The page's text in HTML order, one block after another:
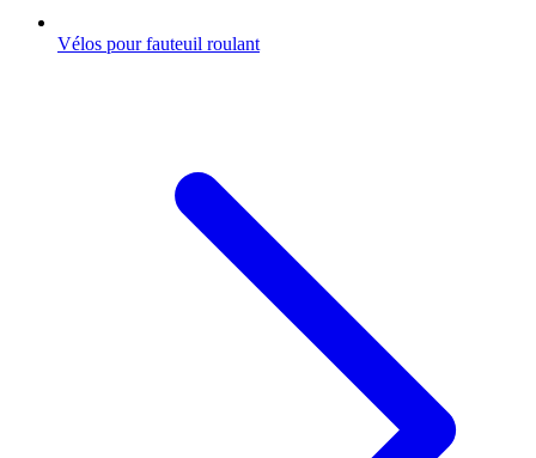
Vélos pour fauteuil roulant